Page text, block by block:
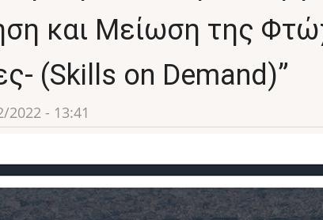
και Μείωση της
(Skills on Demand)”
2022 - 13:41